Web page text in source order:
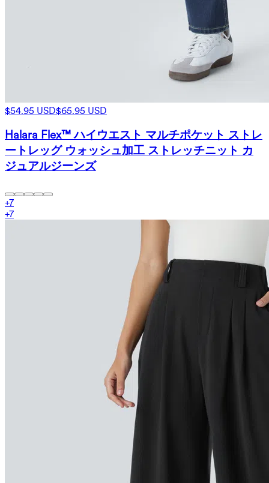
$54.95 USD$65.95 USD
Halara Flex™ ハイウエスト マルチポケット ストレ
ートレッグ ウォッシュ加工 ストレッチニット カ
ジュアルジーンズ
+7
+7